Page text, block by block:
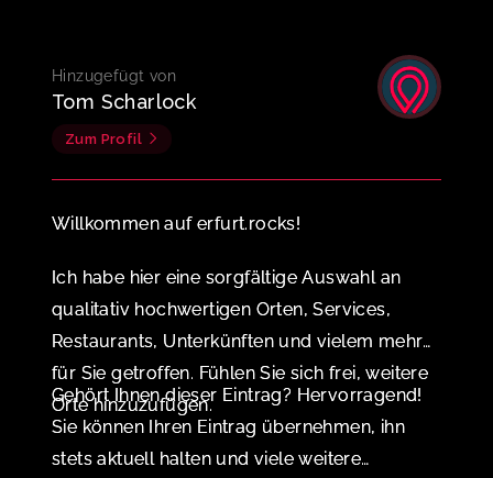
Hinzugefügt von
Tom Scharlock
Zum Profil
Willkommen auf erfurt.rocks!
Ich habe hier eine sorgfältige Auswahl an
qualitativ hochwertigen Orten, Services,
Restaurants, Unterkünften und vielem mehr
für Sie getroffen. Fühlen Sie sich frei, weitere
Orte hinzuzufügen.
Gehört Ihnen dieser Eintrag? Hervorragend!
Sie können Ihren Eintrag übernehmen, ihn
stets aktuell halten und viele weitere